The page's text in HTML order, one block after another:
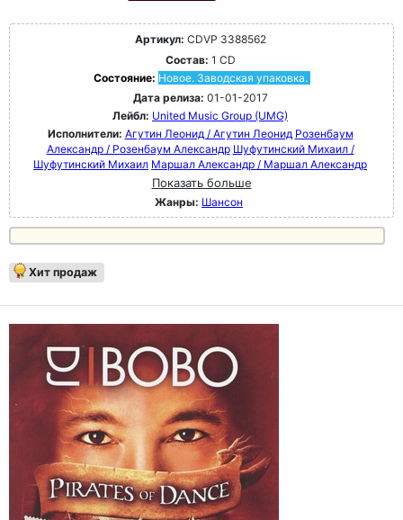
Артикул: CDVP 3388562
Состав: 1 CD
Состояние: Новое. Заводская упаковка.
Дата релиза: 01-01-2017
Лейбл: United Music Group (UMG)
Исполнители: Агутин Леонид / Агутин Леонид Розенбаум
Александр / Розенбаум Александр Шуфутинский Михаил /
Шуфутинский Михаил Маршал Александр / Маршал Александр
Показать больше
Жанры: Шансон
Хит продаж